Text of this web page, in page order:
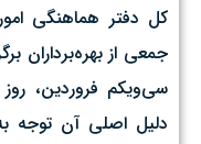
کل دفتر هماهنگی
جمعی از بهره‌برداران
سی‌ویکم فروردین،
دلیل اصلی آن توجه